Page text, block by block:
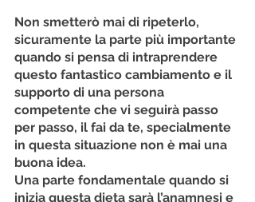
Non smetterò mai di ripeterlo,
sicuramente la parte più importante
quando si pensa di intraprendere
questo fantastico cambiamento e il
supporto di una persona
competente che vi seguirà passo
per passo, il fai da te, specialmente
in questa situazione non è mai una
buona idea.
Una parte fondamentale quando si
inizia questa dieta sarà l’anamnesi e